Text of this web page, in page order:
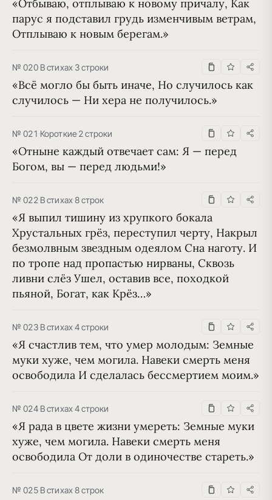
«Отбываю, отплываю к новому причалу, Как
парус я подставил грудь изменчивым ветрам,
Отплываю к новым берегам.»
№ 020·В стихах·3 строки
«Всё могло бы быть иначе, Но случилось как
случилось — Ни хера не получилось.»
№ 021·Короткие·2 строки
«Отныне каждый отвечает сам: Я — перед
Богом, вы — перед людьми!»
№ 022·В стихах·8 строк
«Я выпил тишину из хрупкого бокала
Хрустальных грёз, переступил черту, Накрыл
безмолвным звездным одеялом Сна наготу. И
по тропе над пропастью нирваны, Сквозь
ливни слёз Ушел, оставив все, походкой
пьяной, Богат, как Крёз…»
№ 023·В стихах·4 строки
«Я счастлив тем, что умер молодым: Земные
муки хуже, чем могила. Навеки смерть меня
освободила И сделалась бессмертием моим.»
№ 024·В стихах·4 строки
«Я рада в цвете жизни умереть: Земные муки
хуже, чем могила. Навеки смерть меня
освободила От доли в одиночестве стареть.»
№ 025·В стихах·8 строк